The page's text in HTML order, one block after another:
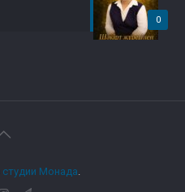
0
студии Монада